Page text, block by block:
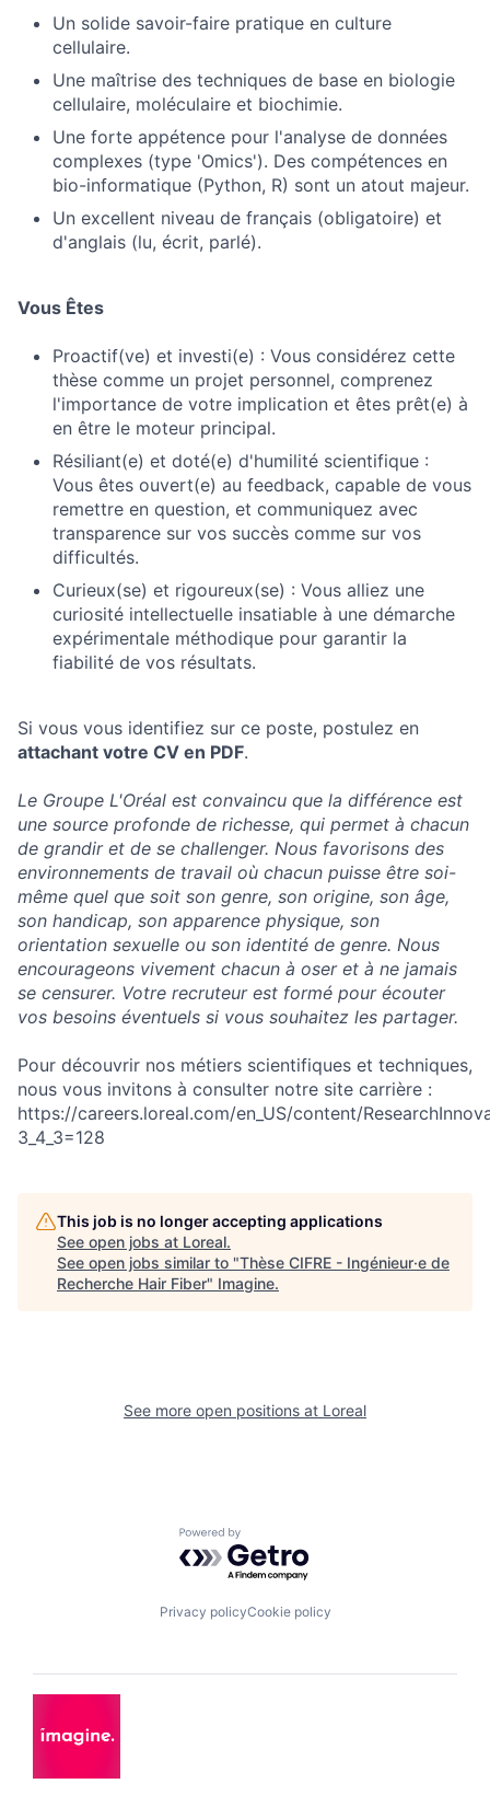
Un solide savoir-faire pratique en culture
cellulaire.
Une maîtrise des techniques de base en biologie
cellulaire, moléculaire et biochimie.
Une forte appétence pour l'analyse de données
complexes (type 'Omics'). Des compétences en
bio-informatique (Python, R) sont un atout majeur.
Un excellent niveau de français (obligatoire) et
d'anglais (lu, écrit, parlé).
Vous Êtes
Proactif(ve) et investi(e) : Vous considérez cette
thèse comme un projet personnel, comprenez
l'importance de votre implication et êtes prêt(e) à
en être le moteur principal.
Résiliant(e) et doté(e) d'humilité scientifique :
Vous êtes ouvert(e) au feedback, capable de vous
remettre en question, et communiquez avec
transparence sur vos succès comme sur vos
difficultés.
Curieux(se) et rigoureux(se) : Vous alliez une
curiosité intellectuelle insatiable à une démarche
expérimentale méthodique pour garantir la
fiabilité de vos résultats.
Si vous vous identifiez sur ce poste, postulez en
attachant votre CV en PDF.
Le Groupe L'Oréal est convaincu que la différence est
une source profonde de richesse, qui permet à chacun
de grandir et de se challenger. Nous favorisons des
environnements de travail où chacun puisse être soi-
même quel que soit son genre, son origine, son âge,
son handicap, son apparence physique, son
orientation sexuelle ou son identité de genre. Nous
encourageons vivement chacun à oser et à ne jamais
se censurer. Votre recruteur est formé pour écouter
vos besoins éventuels si vous souhaitez les partager.
Pour découvrir nos métiers scientifiques et techniques,
nous vous invitons à consulter notre site carrière :
https://careers.loreal.com/en_US/content/
3_4_3=128
This job is no longer accepting applications
See open jobs at Loreal.
See open jobs similar to "Thèse CIFRE - Ingénieur·e de
Recherche Hair Fiber" Imagine.
See more open positions at Loreal
Powered by Getro.com
Privacy policyCookie policy